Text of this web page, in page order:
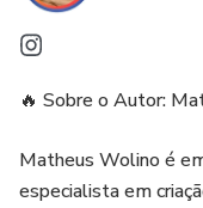
🔥 Sobre o Autor:
Matheus Wolino é
especialista em